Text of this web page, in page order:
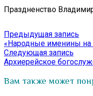
Праздненство
Навигация
по
записям
Предыдущая запись
«Народные именины на
Следующая запись
Архиерейское
Вам также может